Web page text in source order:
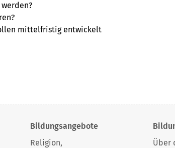
mittelfristig entwickelt
Bildungsangebote
Religion,
Über